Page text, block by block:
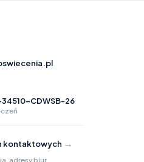
CDWSB-26
kontaktowych →
adresy biur